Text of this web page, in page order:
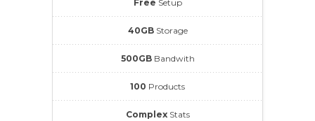
Free Setup
40GBStorage
500GBBandwith
100 Products
ComplexStats